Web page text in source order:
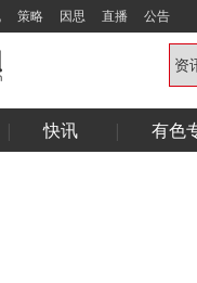
策略 因思 直播 公告
快讯 有色